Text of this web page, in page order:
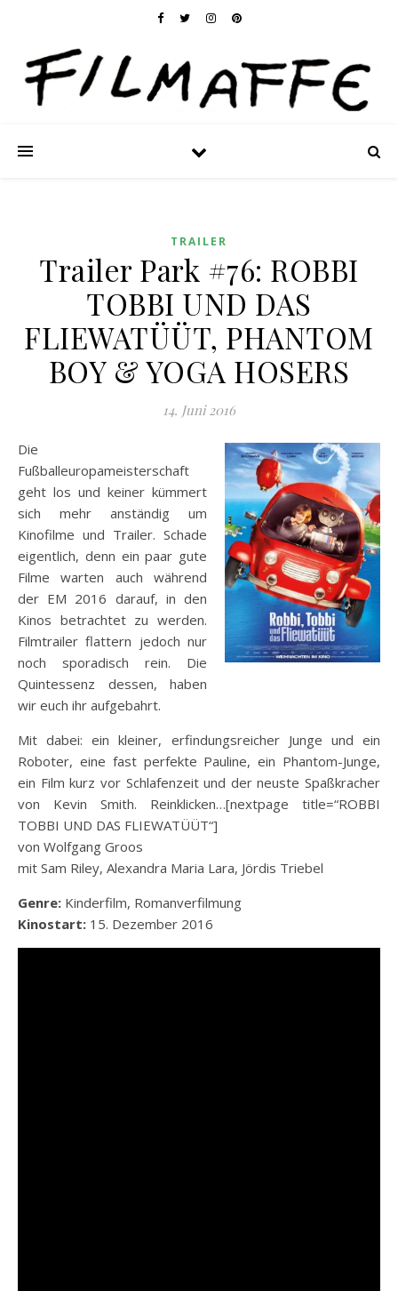
TRAILER
Trailer Park #76: ROBBI
TOBBI UND DAS
FLIEWATÜÜT, PHANTOM
BOY & YOGA HOSERS
14. Juni 2016
Die
Fußballeuropameisterschaft
geht los und keiner kümmert
sich mehr anständig um
Kinofilme und Trailer. Schade
eigentlich, denn ein paar gute
Filme warten auch während
der EM 2016 darauf, in den
Kinos betrachtet zu werden.
Filmtrailer flattern jedoch nur
noch sporadisch rein. Die
Quintessenz dessen, haben
wir euch ihr aufgebahrt.
Mit dabei: ein kleiner, erfindungsreicher Junge und ein
Roboter, eine fast perfekte Pauline, ein Phantom-Junge,
ein Film kurz vor Schlafenzeit und der neuste Spaßkracher
von Kevin Smith. Reinklicken…[nextpage title=“ROBBI
TOBBI UND DAS FLIEWATÜÜT“]
von Wolfgang Groos
mit Sam Riley, Alexandra Maria Lara, Jördis Triebel
Genre: Kinderfilm, Romanverfilmung
Kinostart: 15. Dezember 2016